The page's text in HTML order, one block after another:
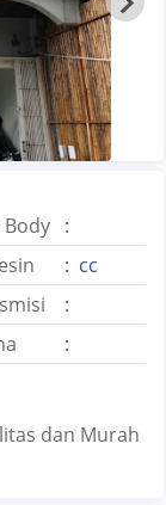
Body :
: cc
:
:
dan Murah